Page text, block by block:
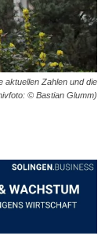
aktuellen Zahlen und die
© Bastian Glumm)